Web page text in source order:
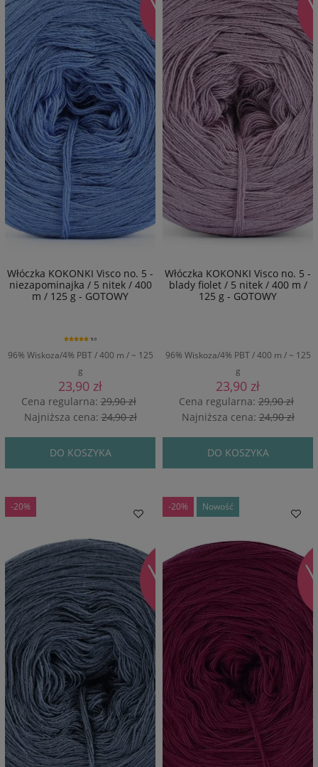
Włóczka KOKONKI Visco no. 5 -
niezapominajka / 5 nitek / 400
m / 125 g - GOTOWY
96% Wiskoza/4% PBT / 400 m / ~ 125
g
5.0
23,90 zł
Cena regularna:29,90 zł
Najniższa cena:24,90 zł
DO KOSZYKA
Włóczka KOKONKI Visco no. 5 -
blady fiolet / 5 nitek / 400 m /
125 g - GOTOWY
96% Wiskoza/4% PBT / 400 m / ~ 125
g
23,90 zł
Cena regularna:29,90 zł
Najniższa cena:24,90 zł
DO KOSZYKA
-20% -20% Nowość